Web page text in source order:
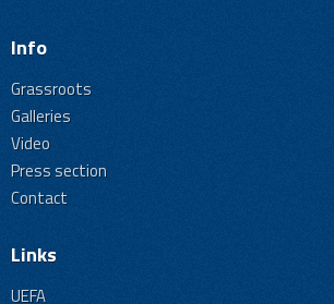
Info
Grassroots
Galleries
Video
Press section
Contact
Links
UEFA